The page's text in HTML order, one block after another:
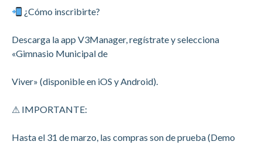
¿Cómo inscribirte?
Descarga la app V3Manager, regístrate y selecciona
«Gimnasio Municipal de
Viver» (disponible en iOS y Android).
⚠ IMPORTANTE:
Hasta el 31 de marzo, las compras son de prueba (Demo